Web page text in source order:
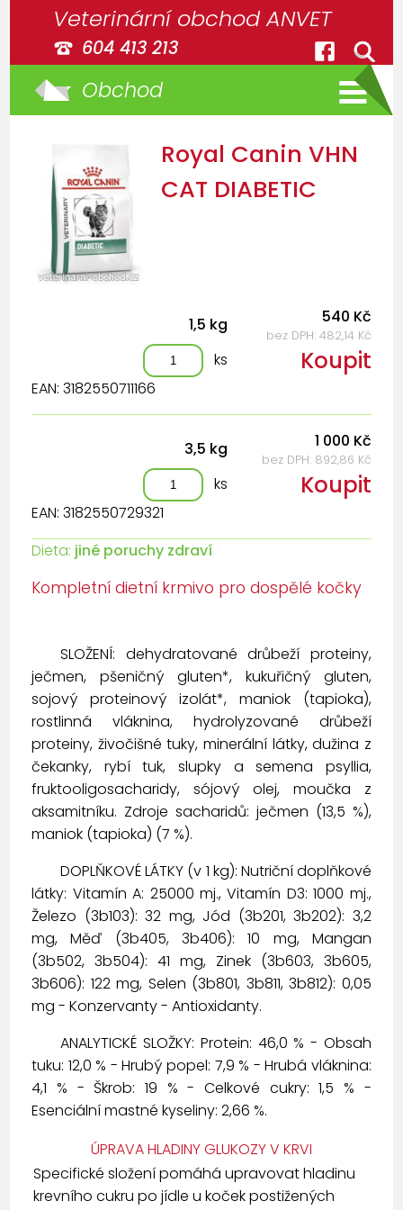
Veterinární obchod ANVET
604 413 213
Obchod
Royal Canin VHN
CAT DIABETIC
EAN: 3182550711166
1,5 kg 540 Kč
bez DPH: 482,14 Kč
ks Koupit
EAN: 3182550729321
3,5 kg 1 000 Kč
bez DPH: 892,86 Kč
ks Koupit
Dieta: jiné poruchy zdraví
Kompletní dietní krmivo pro dospělé kočky
SLOŽENÍ: dehydratované drůbeží proteiny,
ječmen, pšeničný gluten*, kukuřičný gluten,
sojový proteinový izolát*, maniok (tapioka),
rostlinná vláknina, hydrolyzované drůbeží
proteiny, živočišné tuky, minerální látky, dužina z
čekanky, rybí tuk, slupky a semena psyllia,
fruktooligosacharidy, sójový olej, moučka z
aksamitníku. Zdroje sacharidů: ječmen (13,5 %),
maniok (tapioka) (7 %).
DOPLŇKOVÉ LÁTKY (v 1 kg): Nutriční doplňkové
látky: Vitamín A: 25000 mj., Vitamín D3: 1000 mj.,
Železo (3b103): 32 mg, Jód (3b201, 3b202): 3,2
mg, Měď (3b405, 3b406): 10 mg, Mangan
(3b502, 3b504): 41 mg, Zinek (3b603, 3b605,
3b606): 122 mg, Selen (3b801, 3b811, 3b812): 0,05
mg - Konzervanty - Antioxidanty.
ANALYTICKÉ SLOŽKY: Protein: 46,0 % - Obsah
tuku: 12,0 % - Hrubý popel: 7,9 % - Hrubá vláknina:
4,1 % - Škrob: 19 % - Celkové cukry: 1,5 % -
Esenciální mastné kyseliny: 2,66 %.
ÚPRAVA HLADINY GLUKOZY V KRVI
Specifické složení pomáhá upravovat hladinu
krevního cukru po jídle u koček postižených